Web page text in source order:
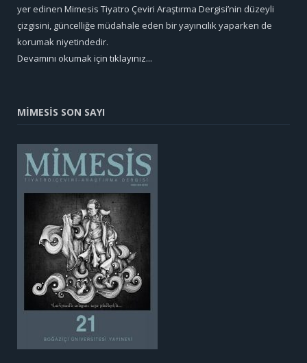
yer edinen Mimesis Tiyatro Çeviri Araştırma Dergisi’nin düzeyli
çizgisini, güncelliğe müdahale eden bir yayıncılık yaparken de
korumak niyetindedir.
Devamını okumak için tıklayınız...
MİMESİS SON SAYI